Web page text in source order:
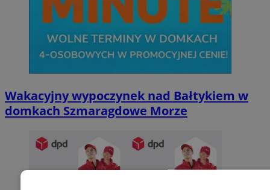
Wakacyjny wypoczynek nad Bałtykiem w
domkach Szmaragdowe Morze